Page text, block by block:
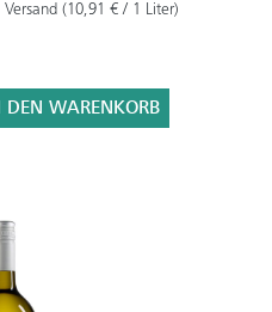
(10,91 € / 1 Liter)
DEN WARENKORB